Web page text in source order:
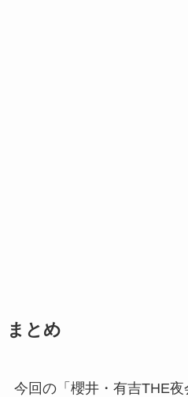
まとめ
今回の「櫻井・有吉THE